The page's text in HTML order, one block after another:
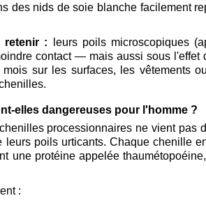
des nids de soie blanche facilement
retenir : leurs poils microscopiques
contact — mais aussi sous
mois sur les surfaces, les vêtements
elles dangereuses pour l'homme ?
processionnaires ne vient pas
leurs poils urticants. Chaque chenille
une protéine appelée
: